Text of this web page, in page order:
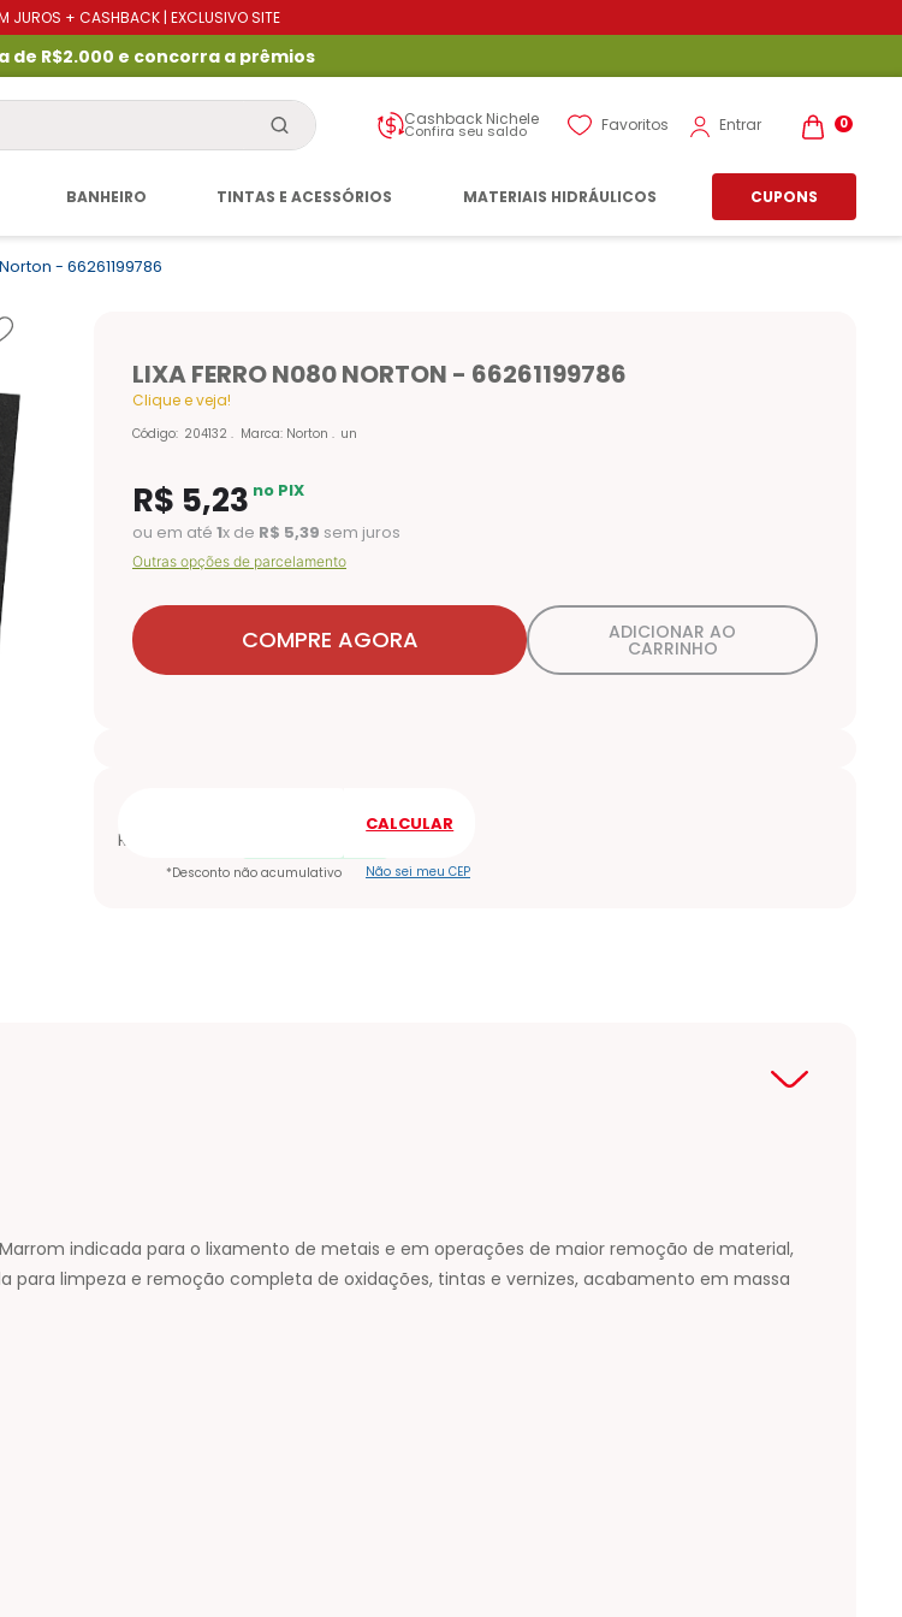
JUROS + CASHBACK | EXCLUSIVO SITE
de R$2.000 e concorra a prêmios
Cashback Nichele
Confira seu saldo Favoritos Entrar 0
BANHEIRO TINTAS E ACESSÓRIOS MATERIAIS HIDRÁULICOS CUPONS
- 66261199786
LIXA FERRO N080 NORTON - 66261199786
Clique e veja!
Código: 204132 Marca: Norton un
R$ 5,23 no PIX
ou em até 1x de R$ 5,39 sem juros
Outras opções de parcelamento
COMPRE AGORA ADICIONAR AO
CARRINHO
Não sei meu CEP
indicada para o lixamento de metais e em operações de maior remoção de material,
para limpeza e remoção completa de oxidações, tintas e vernizes, acabamento em massa